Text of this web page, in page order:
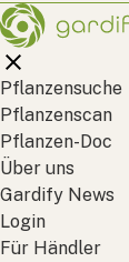
Pflanzensuche
Pflanzenscan
Pflanzen-Doc
Über uns
Gardify News
Login
Für Händler